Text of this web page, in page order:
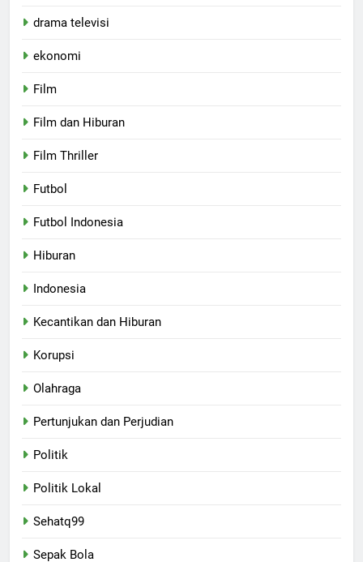
drama televisi
ekonomi
Film
Film dan Hiburan
Film Thriller
Futbol
Futbol Indonesia
Hiburan
Indonesia
Kecantikan dan Hiburan
Korupsi
Olahraga
Pertunjukan dan Perjudian
Politik
Politik Lokal
Sehatq99
Sepak Bola